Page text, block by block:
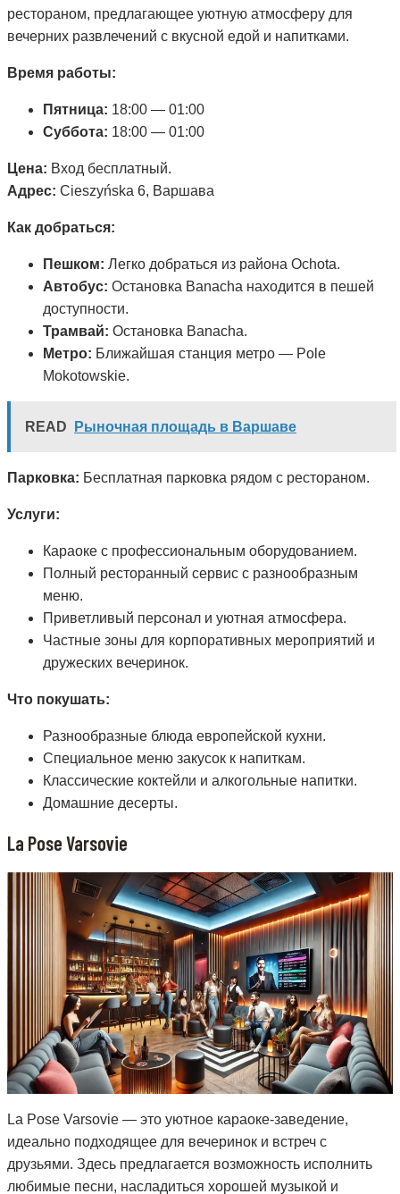
рестораном, предлагающее уютную атмосферу для
вечерних развлечений с вкусной едой и напитками.
Время работы:
Пятница: 18:00 — 01:00
Суббота: 18:00 — 01:00
Цена: Вход бесплатный.
Адрес: Cieszyńska 6, Варшава
Как добраться:
Пешком: Легко добраться из района Ochota.
Автобус: Остановка Banacha находится в пешей
доступности.
Трамвай: Остановка Banacha.
Метро: Ближайшая станция метро — Pole
Mokotowskie.
READ Рыночная площадь в Варшаве
Парковка: Бесплатная парковка рядом с рестораном.
Услуги:
Караоке с профессиональным оборудованием.
Полный ресторанный сервис с разнообразным
меню.
Приветливый персонал и уютная атмосфера.
Частные зоны для корпоративных мероприятий и
дружеских вечеринок.
Что покушать:
Разнообразные блюда европейской кухни.
Специальное меню закусок к напиткам.
Классические коктейли и алкогольные напитки.
Домашние десерты.
La Pose Varsovie
La Pose Varsovie — это уютное караоке-заведение,
идеально подходящее для вечеринок и встреч с
друзьями. Здесь предлагается возможность исполнить
любимые песни, насладиться хорошей музыкой и